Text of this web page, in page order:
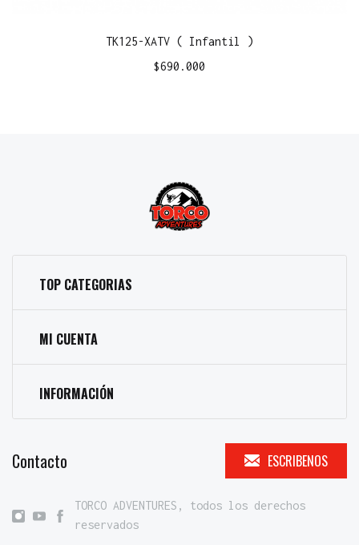
TK125-XATV ( Infantil )
$690.000
TOP CATEGORIAS
MI CUENTA
INFORMACIÓN
Contacto ESCRIBENOS
TORCO ADVENTURES, todos los derechos
reservados